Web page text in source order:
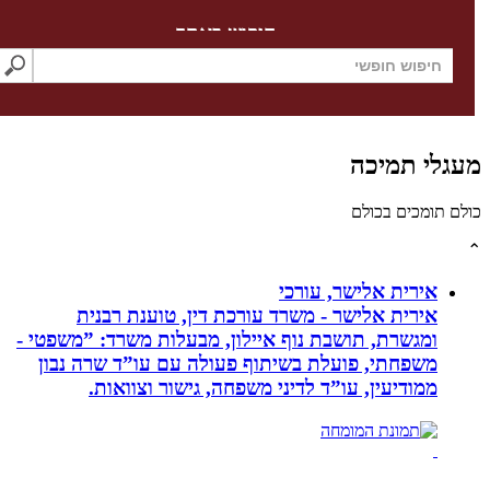
חיפוש באתר
תמיכה
בכולם
אירית אלישר, עורכי
אירית אלישר - משרד עורכת דין, טוענת רבנית
ומגשרת, תושבת נוף איילון, מבעלות משרד: ”משפטי -
משפחתי, פועלת בשיתוף פעולה עם עו”ד שרה נבון
ממודיעין, עו”ד לדיני משפחה, גישור וצוואות.